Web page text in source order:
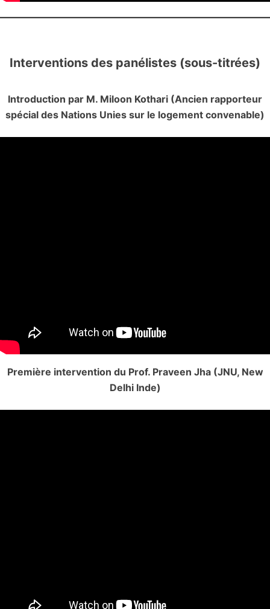
Interventions des panélistes (sous-titrées)
Introduction par M. Miloon Kothari (Ancien rapporteur
spécial des Nations Unies sur le logement convenable)
Première intervention du Prof. Praveen Jha (JNU, New
Delhi Inde)